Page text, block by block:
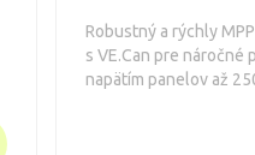
Robustný a rýchly
s VE.Can pre náročné
napätím panelov až